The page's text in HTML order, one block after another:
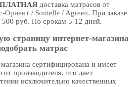
доставка матрасов от
Ориент / Sontelle / Agreen. При заказе
руб. По срокам 5-12 дней.
страницу интернет-магазина
матрас
сертифицирована и имеет
производителя, что дает
исключительно качественных